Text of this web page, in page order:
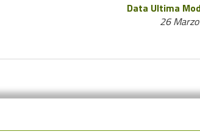
Data Ultima
26